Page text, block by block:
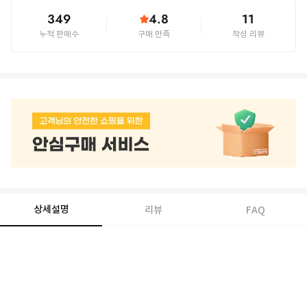
349
누적 판매수
4.8
구매 만족
11
작성 리뷰
상세설명 리뷰 FAQ